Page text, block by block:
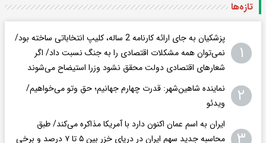
تازه‌ها
۱
پزشکیان به جای ارائه کارنامه 2 ساله، کلیپ انتخاباتی ساخته بود/
نمی‌توان همه مشکلات اقتصادی را به جنگ نسبت داد/ اگر
شعار‌های اقتصادی دولت محقق نشود وزرا استیضاح می‌شوند
۲
نماینده شاهین‌شهر: قدرت چهارم جهانیم؛ حق وتو می‌خواهیم/
ویدئو
ایران به اسم عمان اکنون دارد با آمریکا مذاکره می‌کند/ طبق
محاسبه جدید سهم ایران در دریای خزر بین ۵ تا ۷ درصد و برخی